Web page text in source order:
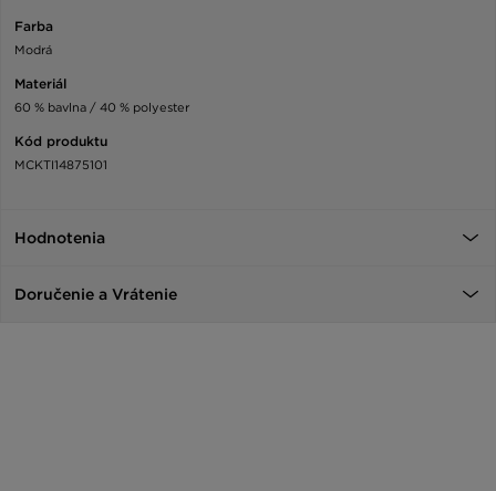
Farba
Modrá
Materiál
60 % bavlna / 40 % polyester
Kód produktu
MCKTI14875101
Hodnotenia
Doručenie a Vrátenie